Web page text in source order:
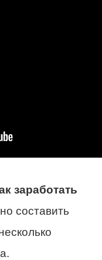
заработать
составить